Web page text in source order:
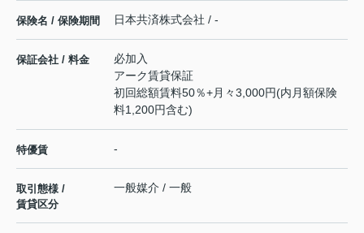
保険名 / 保険期間 日本共済株式会社 / -
保証会社 / 料金
必加入
アーク賃貸保証
初回総額賃料50％+月々3,000円(内月額保険
料1,200円含む)
特優賃 -
取引態様 /
賃貸区分
一般媒介 / 一般